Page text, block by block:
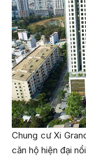
Chung cư Xi
căn hộ hiện đại